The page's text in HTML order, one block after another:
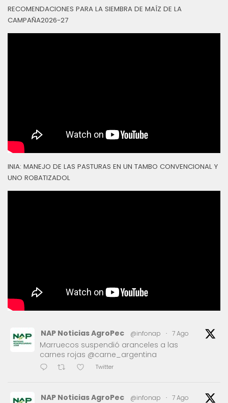
RECOMENDACIONES PARA LA SIEMBRA DE MAÍZ DE LA
CAMPAÑA2026-27
INIA: MANEJO DE LAS PASTURAS EN UN TAMBO CONVENCIONAL Y
UNO ROBATIZADOL
NAP Noticias AgroPec @infonap · 7 Ago
Marruecos suspendió aranceles a las
carnes rojas @carne_argentina
Twitter
NAP Noticias AgroPec @infonap · 7 Ago